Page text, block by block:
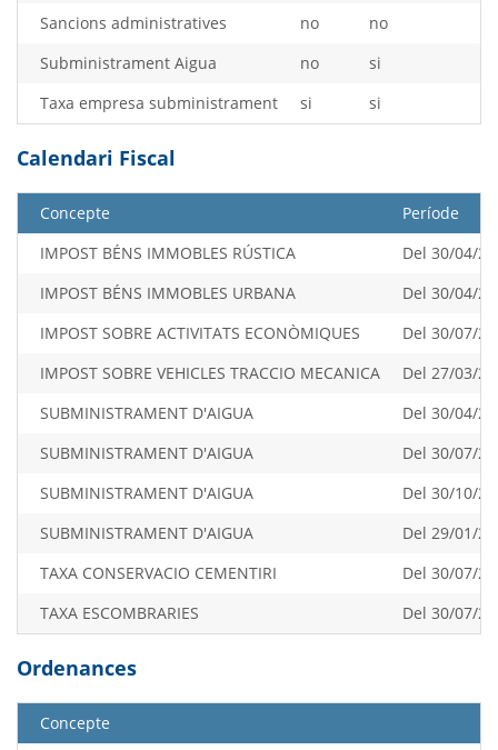
Sancions administratives no
no
Subministrament Aigua
no
si
Taxa empresa subministrament
si si
Calendari Fiscal
Concepte
Període
IMPOST BÉNS IMMOBLES RÚSTICA
Del 30/04/
IMPOST BÉNS IMMOBLES URBANA
Del 30/04/
IMPOST SOBRE ACTIVITATS ECONÒMIQUES
Del 30/07/
IMPOST SOBRE VEHICLES TRACCIO MECANICA
Del 27/03/
SUBMINISTRAMENT D'AIGUA
Del 30/04/
SUBMINISTRAMENT D'AIGUA
Del 30/07/
SUBMINISTRAMENT D'AIGUA
Del 30/10/
SUBMINISTRAMENT D'AIGUA
Del 29/01/
TAXA CONSERVACIO CEMENTIRI
Del 30/07/
TAXA ESCOMBRARIES
Del 30/07/
Ordenances
Concepte